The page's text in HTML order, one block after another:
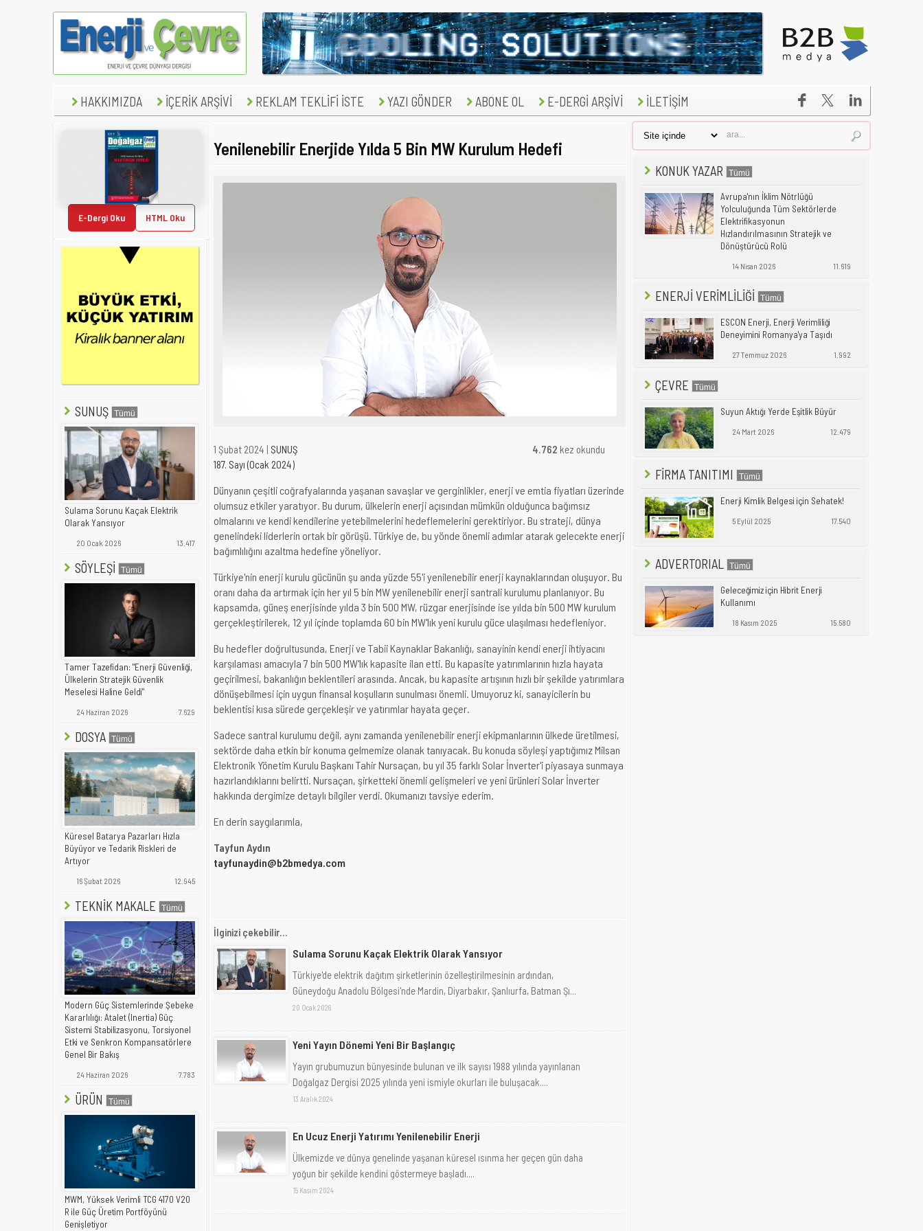
HAKKIMIZDA İÇERİK ARŞİVİ REKLAM TEKLİFİ İSTE YAZI GÖNDER ABONE OL E-DERGİ ARŞİVİ İLETİŞİM 

E-Dergi Oku HTML Oku
SUNUŞ
Sulama Sorunu Kaçak Elektrik
Olarak Yansıyor
20 Ocak 2026 13.417
SÖYLEŞİ
Tamer Tazefidan: "Enerji Güvenliği,
Ülkelerin Stratejik Güvenlik
Meselesi Haline Geldi"
24 Haziran 2026 7.629
DOSYA
Küresel Batarya Pazarları Hızla
Büyüyor ve Tedarik Riskleri de
Artıyor
16 Şubat 2026 12.945
TEKNİK MAKALE
Modern Güç Sistemlerinde Şebeke
Kararlılığı: Atalet (Inertia) Güç
Sistemi Stabilizasyonu, Torsiyonel
Etki ve Senkron Kompansatörlere
Genel Bir Bakış
24 Haziran 2026 7.783
ÜRÜN
MWM, Yüksek Verimli TCG 4170 V20
R ile Güç Üretim Portföyünü
Genişletiyor
Yenilenebilir Enerjide Yılda 5 Bin MW Kurulum Hedefi
1 Şubat 2024 | SUNUŞ
187. Sayı (Ocak 2024)
4.762 kez okundu
Dünyanın çeşitli coğrafyalarında yaşanan savaşlar ve gerginlikler, enerji ve emtia fiyatları üzerinde
olumsuz etkiler yaratıyor. Bu durum, ülkelerin enerji açısından mümkün olduğunca bağımsız
olmalarını ve kendi kendilerine yetebilmelerini hedeflemelerini gerektiriyor. Bu strateji, dünya
genelindeki liderlerin ortak bir görüşü. Türkiye de, bu yönde önemli adımlar atarak gelecekte enerji
bağımlılığını azaltma hedefine yöneliyor.
Türkiye'nin enerji kurulu gücünün şu anda yüzde 55'i yenilenebilir enerji kaynaklarından oluşuyor. Bu
oranı daha da artırmak için her yıl 5 bin MW yenilenebilir enerji santrali kurulumu planlanıyor. Bu
kapsamda, güneş enerjisinde yılda 3 bin 500 MW, rüzgar enerjisinde ise yılda bin 500 MW kurulum
gerçekleştirilerek, 12 yıl içinde toplamda 60 bin MW'lık yeni kurulu güce ulaşılması hedefleniyor.
Bu hedefler doğrultusunda, Enerji ve Tabii Kaynaklar Bakanlığı, sanayinin kendi enerji ihtiyacını
karşılaması amacıyla 7 bin 500 MW'lık kapasite ilan etti. Bu kapasite yatırımlarının hızla hayata
geçirilmesi, bakanlığın beklentileri arasında. Ancak, bu kapasite artışının hızlı bir şekilde yatırımlara
dönüşebilmesi için uygun finansal koşulların sunulması önemli. Umuyoruz ki, sanayicilerin bu
beklentisi kısa sürede gerçekleşir ve yatırımlar hayata geçer.
Sadece santral kurulumu değil, aynı zamanda yenilenebilir enerji ekipmanlarının ülkede üretilmesi,
sektörde daha etkin bir konuma gelmemize olanak tanıyacak. Bu konuda söyleşi yaptığımız Milsan
Elektronik Yönetim Kurulu Başkanı Tahir Nursaçan, bu yıl 35 farklı Solar İnverter'i piyasaya sunmaya
hazırlandıklarını belirtti. Nursaçan, şirketteki önemli gelişmeleri ve yeni ürünleri Solar İnverter
hakkında dergimize detaylı bilgiler verdi. Okumanızı tavsiye ederim.
En derin saygılarımla,
Tayfun Aydın
tayfunaydin@b2bmedya.com
İlginizi çekebilir...
Sulama Sorunu Kaçak Elektrik Olarak Yansıyor
Türkiye'de elektrik dağıtım şirketlerinin özelleştirilmesinin ardından,
Güneydoğu Anadolu Bölgesi'nde Mardin, Diyarbakır, Şanlıurfa, Batman Şı...
20 Ocak 2026
Yeni Yayın Dönemi Yeni Bir Başlangıç
Yayın grubumuzun bünyesinde bulunan ve ilk sayısı 1988 yılında yayınlanan
Doğalgaz Dergisi 2025 yılında yeni ismiyle okurları ile buluşacak....
13 Aralık 2024
En Ucuz Enerji Yatırımı Yenilenebilir Enerji
Ülkemizde ve dünya genelinde yaşanan küresel ısınma her geçen gün daha
yoğun bir şekilde kendini göstermeye başladı....
15 Kasım 2024
KONUK YAZAR
Avrupa'nın İklim Nötrlüğü
Yolculuğunda Tüm Sektörlerde
Elektrifikasyonun
Hızlandırılmasının Stratejik ve
Dönüştürücü Rolü
14 Nisan 2026 11.619
ENERJİ VERİMLİLİĞİ
ESCON Enerji, Enerji Verimliliği
Deneyimini Romanya'ya Taşıdı
27 Temmuz 2026 1.992
ÇEVRE
Suyun Aktığı Yerde Eşitlik Büyür
24 Mart 2026 12.479
FİRMA TANITIMI
Enerji Kimlik Belgesi için Sehatek!
5 Eylül 2025 17.540
ADVERTORIAL
Geleceğimiz için Hibrit Enerji
Kullanımı
18 Kasım 2025 15.580